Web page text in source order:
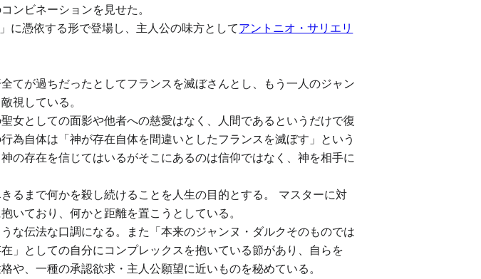
ンビネーションを見せた。
に憑依する形で登場し、主人公の味方としてアントニオ・サリエリ
てが過ちだったとしてフランスを滅ぼさんとし、もう一人のジャン
視している。
女としての面影や他者への慈愛はなく、人間であるというだけで復
為自体は「神が存在自体を間違いとしたフランスを滅ぼす」という
の存在を信じてはいるがそこにあるのは信仰ではなく、神を相手に
るまで何かを殺し続けることを人生の目的とする。 マスターに対
いており、何かと距離を置こうとしている。
な伝法な口調になる。また「本来のジャンヌ・ダルクそのものでは
」としての自分にコンプレックスを抱いている節があり、自らを
や、一種の承認欲求・主人公願望に近いものを秘めている。